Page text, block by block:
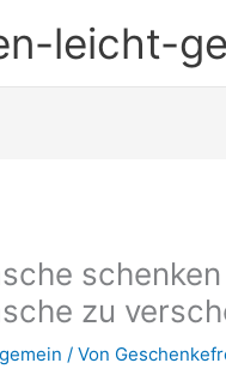
leicht-
zu
/ Von